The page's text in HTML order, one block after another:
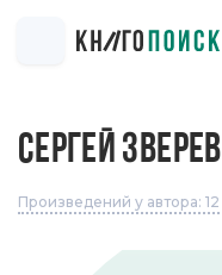
СЕРГЕЙ ЗВЕРЕВ
Произведений у автора: 12